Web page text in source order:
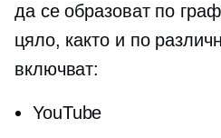
да се образоват по
цяло, както и по
включват:
YouTube